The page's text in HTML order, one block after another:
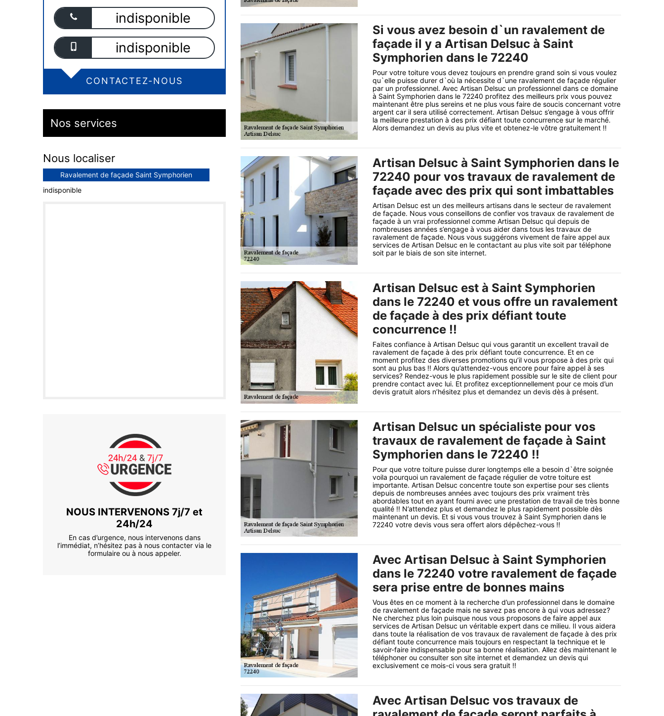
indisponible
indisponible
CONTACTEZ-NOUS
Nos services
Nous localiser
Ravalement de façade Saint Symphorien
indisponible
NOUS INTERVENONS 7j/7 et
24h/24
En cas d’urgence, nous intervenons dans
l’immédiat, n’hésitez pas à nous contacter via le
formulaire ou à nous appeler.
Si vous avez besoin d`un ravalement de
façade il y a Artisan Delsuc à Saint
Symphorien dans le 72240
Pour votre toiture vous devez toujours en prendre grand soin si vous voulez
qu`elle puisse durer d`où la nécessite d`une ravalement de façade régulier
par un professionnel. Avec Artisan Delsuc un professionnel dans ce domaine
à Saint Symphorien dans le 72240 profitez des meilleurs prix vous pouvez
maintenant être plus sereins et ne plus vous faire de soucis concernant votre
argent car il sera utilisé correctement. Artisan Delsuc s’engage à vous offrir
la meilleure prestation à des prix défiant toute concurrence sur le marché.
Alors demandez un devis au plus vite et obtenez-le vôtre gratuitement !!
Artisan Delsuc à Saint Symphorien dans le
72240 pour vos travaux de ravalement de
façade avec des prix qui sont imbattables
Artisan Delsuc est un des meilleurs artisans dans le secteur de ravalement
de façade. Nous vous conseillons de confier vos travaux de ravalement de
façade à un vrai professionnel comme Artisan Delsuc qui depuis de
nombreuses années s’engage à vous aider dans tous les travaux de
ravalement de façade. Nous vous suggérons vivement de faire appel aux
services de Artisan Delsuc en le contactant au plus vite soit par téléphone
soit par le biais de son site internet.
Artisan Delsuc est à Saint Symphorien
dans le 72240 et vous offre un ravalement
de façade à des prix défiant toute
concurrence !!
Faites confiance à Artisan Delsuc qui vous garantit un excellent travail de
ravalement de façade à des prix défiant toute concurrence. Et en ce
moment profitez des diverses promotions qu’il vous propose à des prix qui
sont au plus bas !! Alors qu’attendez-vous encore pour faire appel à ses
services? Rendez-vous le plus rapidement possible sur le site de client pour
prendre contact avec lui. Et profitez exceptionnellement pour ce mois d’un
devis gratuit alors n’hésitez plus et demandez un devis dès à présent.
Artisan Delsuc un spécialiste pour vos
travaux de ravalement de façade à Saint
Symphorien dans le 72240 !!
Pour que votre toiture puisse durer longtemps elle a besoin d`être soignée
voila pourquoi un ravalement de façade régulier de votre toiture est
importante. Artisan Delsuc concentre toute son expertise pour ses clients
depuis de nombreuses années avec toujours des prix vraiment très
abordables tout en ayant fourni avec une prestation de travail de très bonne
qualité !! N’attendez plus et demandez le plus rapidement possible dès
maintenant un devis. Et si vous vous trouvez à Saint Symphorien dans le
72240 votre devis vous sera offert alors dépêchez-vous !!
Avec Artisan Delsuc à Saint Symphorien
dans le 72240 votre ravalement de façade
sera prise entre de bonnes mains
Vous êtes en ce moment à la recherche d’un professionnel dans le domaine
de ravalement de façade mais ne savez pas encore à qui vous adressez?
Ne cherchez plus loin puisque nous vous proposons de faire appel aux
services de Artisan Delsuc un véritable expert dans ce milieu. Il vous aidera
dans toute la réalisation de vos travaux de ravalement de façade à des prix
défiant toute concurrence mais toujours en respectant la technique et le
savoir-faire indispensable pour sa bonne réalisation. Allez dès maintenant le
téléphoner ou consulter son site internet et demandez un devis qui
exclusivement ce mois-ci vous sera gratuit !!
Avec Artisan Delsuc vos travaux de